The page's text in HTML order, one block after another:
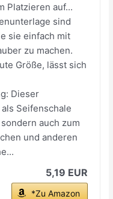
Platzieren auf...
sind
sie einfach mit
zu machen.
Größe, lässt sich
Dieser
Seifenschale
auch zum
und anderen
5,19 EUR
*Zu Amazon